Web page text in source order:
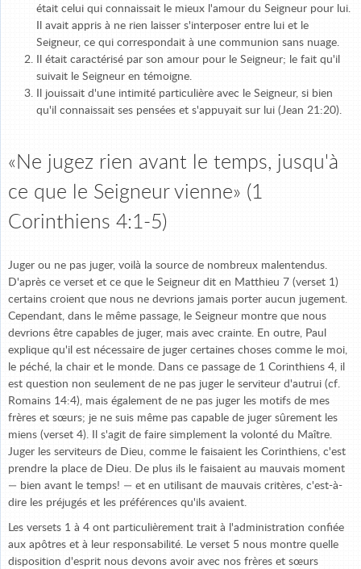
était celui qui connaissait le mieux l'amour du Seigneur pour lui.
Il avait appris à ne rien laisser s'interposer entre lui et le
Seigneur, ce qui correspondait à une communion sans nuage.
Il était caractérisé par son amour pour le Seigneur; le fait qu'il
suivait le Seigneur en témoigne.
Il jouissait d'une intimité particulière avec le Seigneur, si bien
qu'il connaissait ses pensées et s'appuyait sur lui (Jean 21:20).
«Ne jugez rien avant le temps, jusqu'à
ce que le Seigneur vienne» (1
Corinthiens 4:1-5)
Juger ou ne pas juger, voilà la source de nombreux malentendus.
D'après ce verset et ce que le Seigneur dit en Matthieu 7 (verset 1)
certains croient que nous ne devrions jamais porter aucun jugement.
Cependant, dans le même passage, le Seigneur montre que nous
devrions être capables de juger, mais avec crainte. En outre, Paul
explique qu'il est nécessaire de juger certaines choses comme le moi,
le péché, la chair et le monde. Dans ce passage de 1 Corinthiens 4, il
est question non seulement de ne pas juger le serviteur d'autrui (cf.
Romains 14:4), mais également de ne pas juger les motifs de mes
frères et sœurs; je ne suis même pas capable de juger sûrement les
miens (verset 4). Il s'agit de faire simplement la volonté du Maître.
Juger les serviteurs de Dieu, comme le faisaient les Corinthiens, c'est
prendre la place de Dieu. De plus ils le faisaient au mauvais moment
— bien avant le temps! — et en utilisant de mauvais critères, c'est-à-
dire les préjugés et les préférences qu'ils avaient.
Les versets 1 à 4 ont particulièrement trait à l'administration confiée
aux apôtres et à leur responsabilité. Le verset 5 nous montre quelle
disposition d'esprit nous devons avoir avec nos frères et sœurs